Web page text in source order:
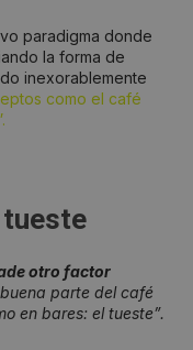
paradigma donde
la forma de
inexorablemente
como el café
tueste
otro factor
parte del café
en bares: el tueste”.